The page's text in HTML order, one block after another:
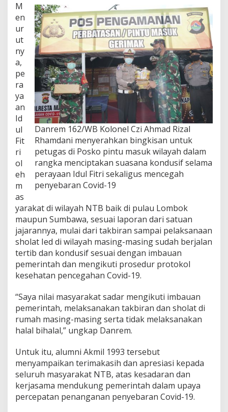
k
a
t
D
l
m
P
e
r
a
a
a
I
d
u
l
t
r
i
d
i
M
a
s
P
n
d
e
i
Danrem 162/WB Kolonel Czi Ahmad Rizal
Rhamdani menyerahkan bingkisan untuk
petugas di Posko pintu masuk wilayah dalam
rangka menciptakan suasana kondusif selama
perayaan Idul Fitri sekaligus mencegah
penyebaran Covid-19
M
en
ur
ut
ny
a,
pe
ra
ya
an
Id
ul
Fit
ri
ol
eh
m
as
yarakat di wilayah NTB baik di pulau Lombok
maupun Sumbawa, sesuai laporan dari satuan
jajarannya, mulai dari takbiran sampai pelaksanaan
sholat Ied di wilayah masing-masing sudah berjalan
tertib dan kondusif sesuai dengan imbauan
pemerintah dan mengikuti prosedur protokol
kesehatan pencegahan Covid-19.
“Saya nilai masyarakat sadar mengikuti imbauan
pemerintah, melaksanakan takbiran dan sholat di
rumah masing-masing serta tidak melaksanakan
halal bihalal,” ungkap Danrem.
Untuk itu, alumni Akmil 1993 tersebut
menyampaikan terimakasih dan apresiasi kepada
seluruh masyarakat NTB, atas kesadaran dan
kerjasama mendukung pemerintah dalam upaya
percepatan penanganan penyebaran Covid-19.